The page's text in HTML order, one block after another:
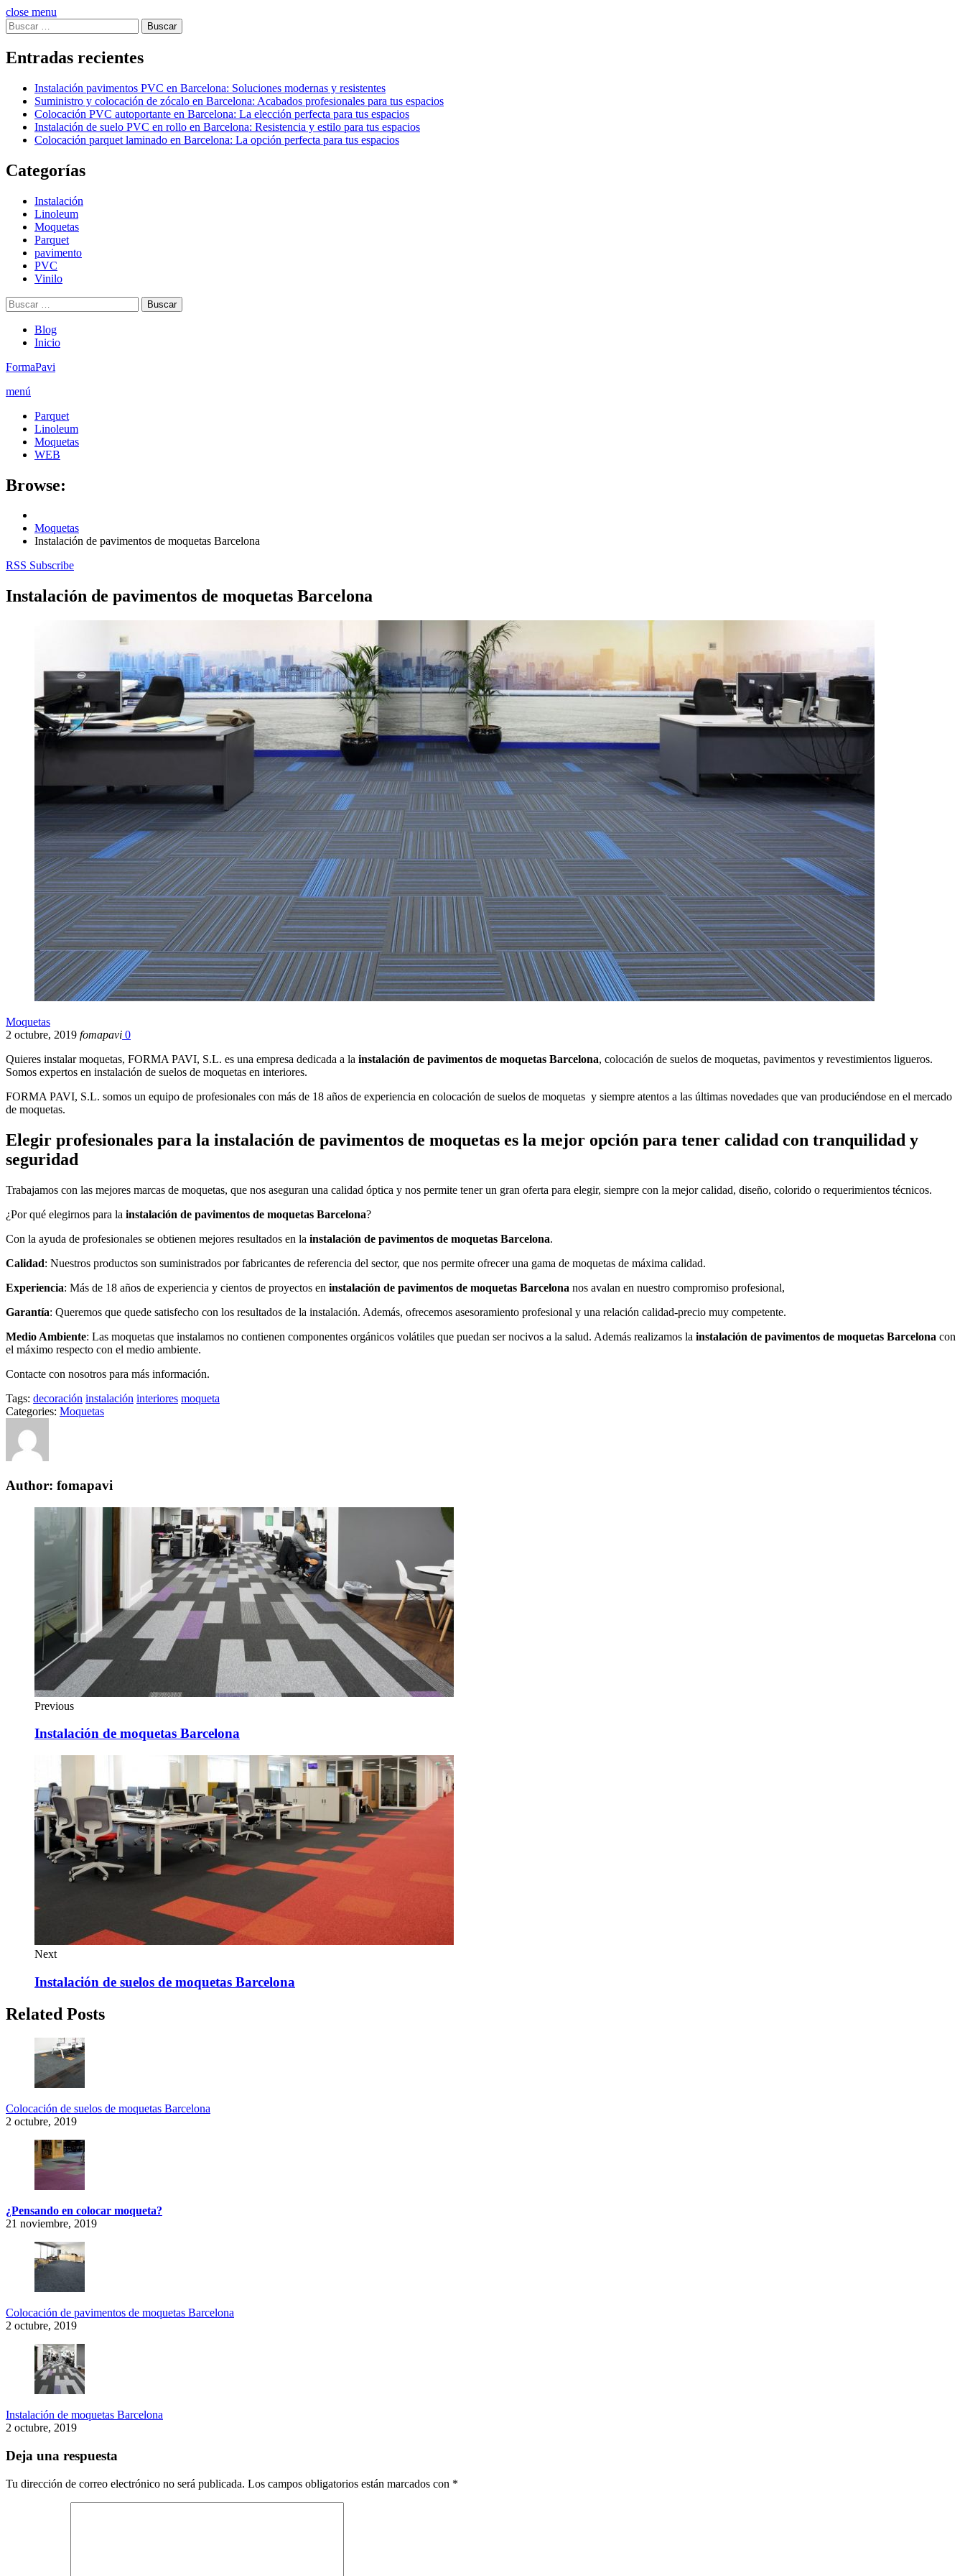
close menu
Buscar:
Entradas recientes
Instalación pavimentos PVC en Barcelona: Soluciones modernas y resistentes
Suministro y colocación de zócalo en Barcelona: Acabados profesionales para tus espacios
Colocación PVC autoportante en Barcelona: La elección perfecta para tus espacios
Instalación de suelo PVC en rollo en Barcelona: Resistencia y estilo para tus espacios
Colocación parquet laminado en Barcelona: La opción perfecta para tus espacios
Categorías
Instalación
Linoleum
Moquetas
Parquet
pavimento
PVC
Vinilo
Buscar:
Blog
Inicio
FormaPavi
menú
Parquet
Linoleum
Moquetas
WEB
Browse:
Moquetas
Instalación de pavimentos de moquetas Barcelona
RSS Subscribe
Instalación de pavimentos de moquetas Barcelona
Moquetas
2 octubre, 2019 fomapavi 0
Quieres instalar moquetas, FORMA PAVI, S.L. es una empresa dedicada a la instalación de pavimentos de moquetas Barcelona, colocación de suelos de moquetas, pavimentos y revestimientos ligueros.
Somos expertos en instalación de suelos de moquetas en interiores.
FORMA PAVI, S.L. somos un equipo de profesionales con más de 18 años de experiencia en colocación de suelos de moquetas y siempre atentos a las últimas novedades que van produciéndose en el mercado
de moquetas.
Elegir profesionales para la instalación de pavimentos de moquetas es la mejor opción para tener calidad con tranquilidad y
seguridad
Trabajamos con las mejores marcas de moquetas, que nos aseguran una calidad óptica y nos permite tener un gran oferta para elegir, siempre con la mejor calidad, diseño, colorido o requerimientos técnicos.
¿Por qué elegirnos para la instalación de pavimentos de moquetas Barcelona?
Con la ayuda de profesionales se obtienen mejores resultados en la instalación de pavimentos de moquetas Barcelona.
Calidad: Nuestros productos son suministrados por fabricantes de referencia del sector, que nos permite ofrecer una gama de moquetas de máxima calidad.
Experiencia: Más de 18 años de experiencia y cientos de proyectos en instalación de pavimentos de moquetas Barcelona nos avalan en nuestro compromiso profesional,
Garantía: Queremos que quede satisfecho con los resultados de la instalación. Además, ofrecemos asesoramiento profesional y una relación calidad-precio muy competente.
Medio Ambiente: Las moquetas que instalamos no contienen componentes orgánicos volátiles que puedan ser nocivos a la salud. Además realizamos la instalación de pavimentos de moquetas Barcelona con
el máximo respecto con el medio ambiente.
Contacte con nosotros para más información.
Tags: decoración instalación interiores moqueta
Categories: Moquetas
Author: fomapavi
Navegación
Previous
Instalación de moquetas Barcelona
Next
Instalación de suelos de moquetas Barcelona
Related Posts
Colocación de suelos de moquetas Barcelona
2 octubre, 2019
¿Pensando en colocar moqueta?
21 noviembre, 2019
Colocación de pavimentos de moquetas Barcelona
2 octubre, 2019
Instalación de moquetas Barcelona
2 octubre, 2019
Deja una respuesta
Tu dirección de correo electrónico no será publicada. Los campos obligatorios están marcados con *